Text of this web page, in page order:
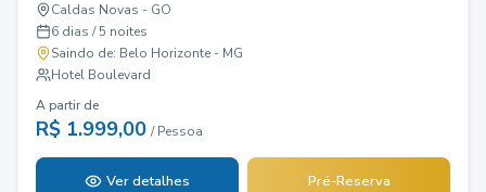
Caldas Novas - GO
6 dias / 5 noites
Saindo de: Belo Horizonte - MG
Hotel Boulevard
A partir de
R$ 1.999,00 / Pessoa
Ver detalhes Pré-Reserva